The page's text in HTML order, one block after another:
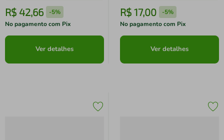
R$ 42,66 -5%
No pagamento com Pix
Ver detalhes
R$ 17,00 -5%
No pagamento com Pix
Ver detalhes